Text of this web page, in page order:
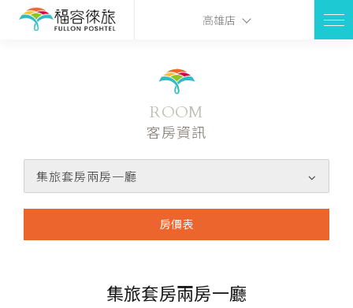
高雄店
ROOM
客房資訊
集旅套房兩房一廳
房價表
集旅套房兩房一廳